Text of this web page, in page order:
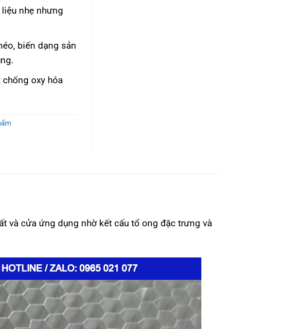
nhẹ nhưng
biến dạng sản
oxy hóa
và cửa ứng dụng nhờ kết cấu tổ ong đặc trưng và